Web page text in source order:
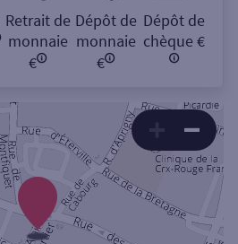
Retrait de
monnaie
€
Dépôt de
monnaie
€
Dépôt de
chèque €